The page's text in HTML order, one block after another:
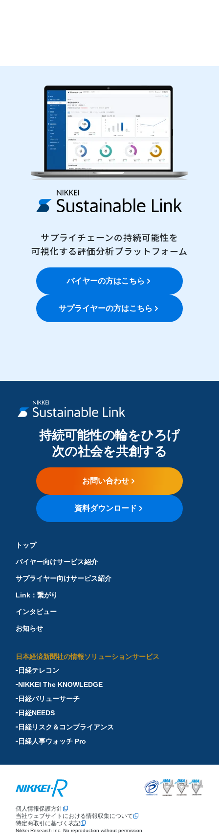
サプライチェーンの持続可能性を
可視化する評価分析プラットフォーム
バイヤーの方はこちら
サプライヤーの方はこちら
持続可能性の輪をひろげ
次の社会を共創する
お問い合わせ
資料ダウンロード
トップ
バイヤー向けサービス紹介
サプライヤー向けサービス紹介
Link：繋がり
インタビュー
お知らせ
日本経済新聞社の情報ソリューションサービス
日経テレコン
NIKKEI The KNOWLEDGE
日経バリューサーチ
日経NEEDS
日経リスク＆コンプライアンス
日経人事ウォッチ Pro
個人情報保護方針
当社ウェブサイトにおける情報収集について
特定商取引に基づく表記
Nikkei Research Inc. No reproduction without permission.